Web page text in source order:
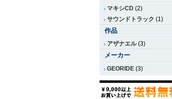
マキシCD (2)
サウンドトラック (1)
作品
アザナエル(3)
メーカー
GEORIDE (3)